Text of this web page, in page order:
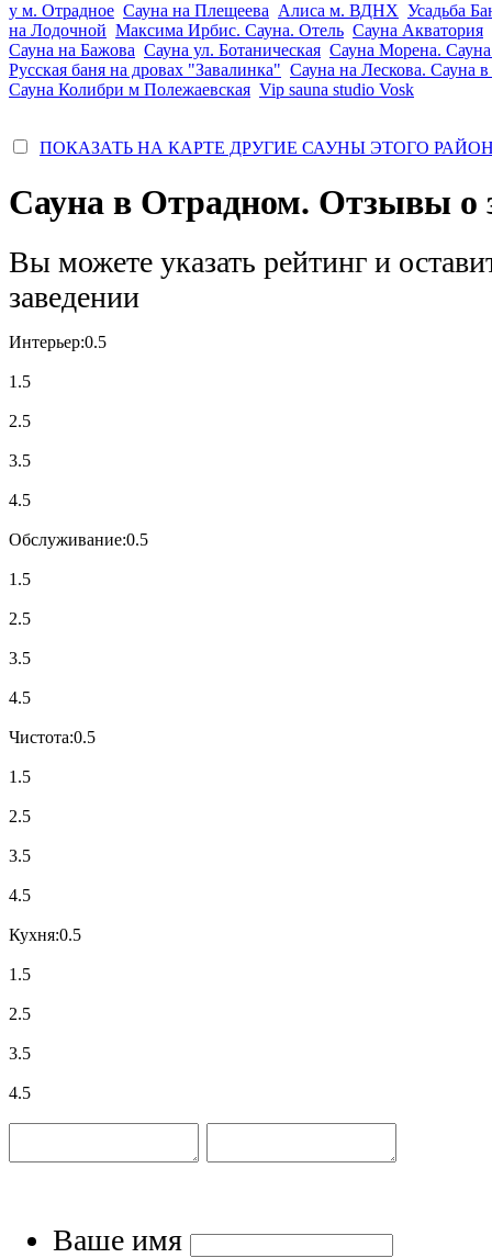
у м. Отрадное Сауна на Плещеева Алиса м. ВДНХ Усадьба
на Лодочной Максима Ирбис. Сауна. Отель Сауна Акватория
Сауна на Бажова Сауна ул. Ботаническая Сауна Морена. Сауна
Русская баня на дровах "Завалинка" Сауна на Лескова. Сауна
Сауна Колибри м Полежаевская Vip sauna studio Vosk
ПОКАЗАТЬ НА КАРТЕ ДРУГИЕ САУНЫ ЭТОГО
Сауна в Отрадном. Отзывы о
Вы можете указать рейтинг и
заведении
Интерьер:0.5
1.5
2.5
3.5
4.5
Обслуживание:0.5
1.5
2.5
3.5
4.5
Чистота:0.5
1.5
2.5
3.5
4.5
Кухня:0.5
1.5
2.5
3.5
4.5
Ваше имя